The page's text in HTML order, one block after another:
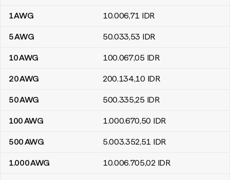
Tabel de conversie florini arubani în rupii indoneziene
1AWG 10.006,71 IDR
5AWG 50.033,53 IDR
10AWG 100.067,05 IDR
20AWG 200.134,10 IDR
50AWG 500.335,25 IDR
100AWG 1.000.670,50 IDR
500AWG 5.003.352,51 IDR
1.000AWG 10.006.705,02 IDR